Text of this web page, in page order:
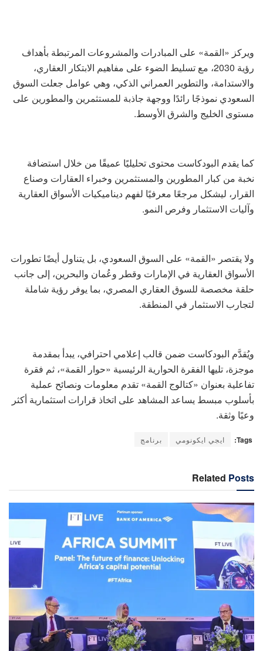
ويركز «القمة» على المبادرات والمشروعات المرتبطة بأهداف
رؤية 2030، مع تسليط الضوء على مفاهيم الابتكار العقاري،
والاستدامة، والتطوير العمراني الذكي، وهي عوامل جعلت السوق
السعودي نموذجًا رائدًا ووجهة جاذبة للمستثمرين والمطورين على
مستوى الخليج والشرق الأوسط.
كما يقدم البودكاست محتوى تحليليًا عميقًا من خلال استضافة
نخبة من كبار المطورين والمستثمرين وخبراء العقارات وصناع
القرار، ليشكل مرجعًا معرفيًا لفهم ديناميكيات الأسواق العقارية
وآليات الاستثمار وفرص النمو.
ولا يقتصر «القمة» على السوق السعودي، بل يتناول أيضًا تطورات
الأسواق العقارية في الإمارات وقطر وعُمان والبحرين، إلى جانب
حلقة مخصصة للسوق العقاري المصري، بما يوفر رؤية شاملة
لتجارب الاستثمار في المنطقة.
ويُقدَّم البودكاست ضمن قالب إعلامي احترافي، يبدأ بمقدمة
موجزة، تليها الفقرة الحوارية الرئيسية «حوار القمة»، ثم فقرة
تفاعلية بعنوان «كتالوج القمة» تقدم معلومات ونصائح عملية
بأسلوب مبسط يساعد المشاهد على اتخاذ قرارات استثمارية أكثر
وعيًا وثقة.
Tags: ايجي ايكونومي برنامج
Related Posts